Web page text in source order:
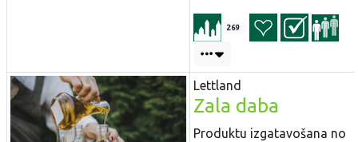
269
Lettland
Zala daba
Produktu izgatavošana no